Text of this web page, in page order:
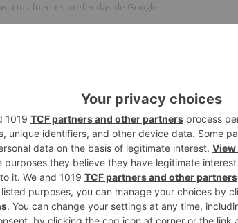
a tus fuentes preferidas de Google
el Museo de la Evolución Humana acogerá
del Babieca Folk 2016. Se trata de la
impartida por Cristobo de Milio. La
aforo.